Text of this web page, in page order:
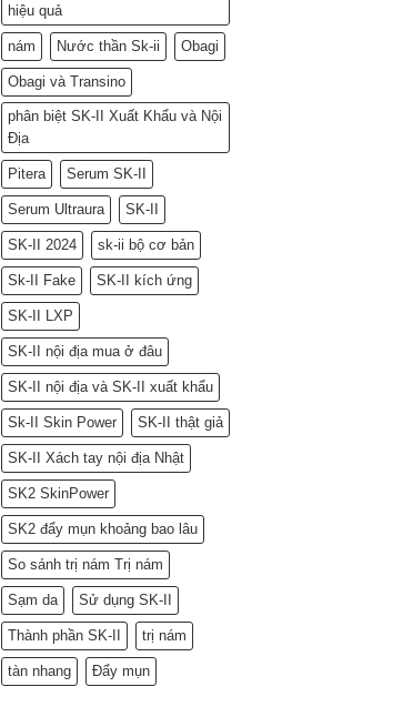
hiệu quả
nám Nước thần Sk-ii Obagi
Obagi và Transino
phân biệt SK-II Xuất Khẩu và Nội
Địa
Pitera Serum SK-II
Serum Ultraura SK-II
SK-II 2024 sk-ii bộ cơ bản
Sk-II Fake SK-II kích ứng
SK-II LXP
SK-II nội địa mua ở đâu
SK-II nội địa và SK-II xuất khẩu
Sk-II Skin Power SK-II thật giả
SK-II Xách tay nội địa Nhật
SK2 SkinPower
SK2 đẩy mụn khoảng bao lâu
So sánh trị nám Trị nám
Sạm da Sử dụng SK-II
Thành phần SK-II trị nám
tàn nhang Đẩy mụn